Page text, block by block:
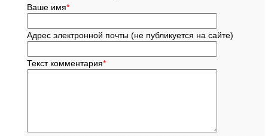
Ваше имя*
Адрес электронной почты (не публикуется на сайте)
Текст комментария*